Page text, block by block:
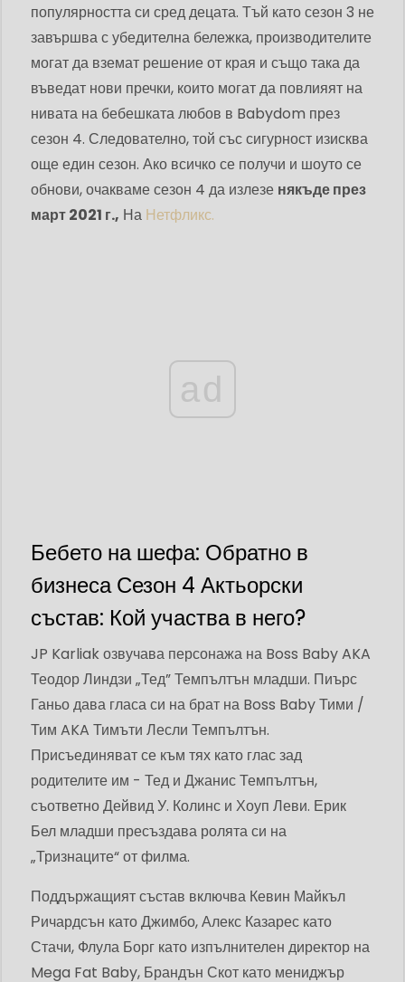
популярността си сред децата. Тъй като сезон 3 не
завършва с убедителна бележка, производителите
могат да вземат решение от края и също така да
въведат нови пречки, които могат да повлияят на
нивата на бебешката любов в Babydom през
сезон 4. Следователно, той със сигурност изисква
още един сезон. Ако всичко се получи и шоуто се
обнови, очакваме сезон 4 да излезе някъде през
март 2021 г., На Нетфликс.
ad
Бебето на шефа: Обратно в
бизнеса Сезон 4 Актьорски
състав: Кой участва в него?
JP Karliak озвучава персонажа на Boss Baby AKA
Теодор Линдзи „Тед” Темпълтън младши. Пиърс
Ганьо дава гласа си на брат на Boss Baby Тими /
Тим AKA Тимъти Лесли Темпълтън.
Присъединяват се към тях като глас зад
родителите им - Тед и Джанис Темпълтън,
съответно Дейвид У. Колинс и Хоуп Леви. Ерик
Бел младши пресъздава ролята си на
„Тризнаците“ от филма.
Поддържащият състав включва Кевин Майкъл
Ричардсън като Джимбо, Алекс Казарес като
Стачи, Флула Борг като изпълнителен директор на
Mega Fat Baby, Брандън Скот като мениджър